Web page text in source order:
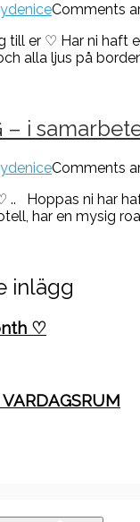
Comments
till er ♡ Har ni haft
alla ljus på
– i
Comments
.. Hoppas ni har
har en mysig
inlägg
♡